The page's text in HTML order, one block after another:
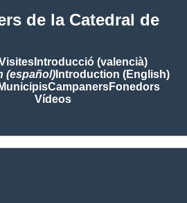
de la Catedral de
Introducció (valencià)
(español)Introduction (English)
MunicipisCampanersFonedors
Vídeos